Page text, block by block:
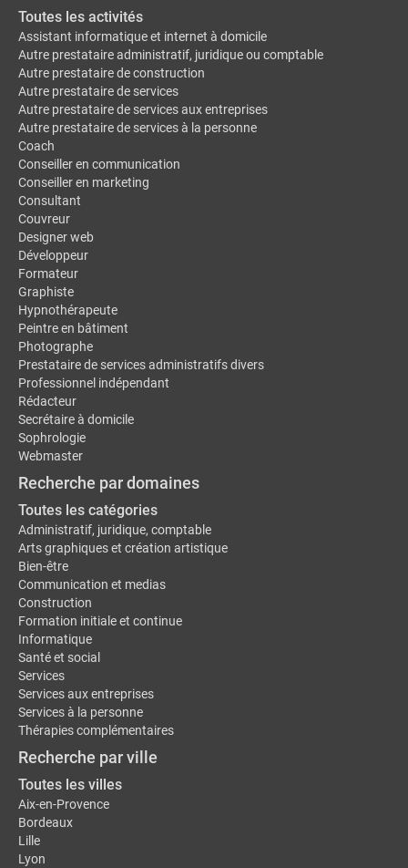
Toutes les activités
Assistant informatique et internet à domicile
Autre prestataire administratif, juridique ou comptable
Autre prestataire de construction
Autre prestataire de services
Autre prestataire de services aux entreprises
Autre prestataire de services à la personne
Coach
Conseiller en communication
Conseiller en marketing
Consultant
Couvreur
Designer web
Développeur
Formateur
Graphiste
Hypnothérapeute
Peintre en bâtiment
Photographe
Prestataire de services administratifs divers
Professionnel indépendant
Rédacteur
Secrétaire à domicile
Sophrologie
Webmaster
Recherche par domaines
Toutes les catégories
Administratif, juridique, comptable
Arts graphiques et création artistique
Bien-être
Communication et medias
Construction
Formation initiale et continue
Informatique
Santé et social
Services
Services aux entreprises
Services à la personne
Thérapies complémentaires
Recherche par ville
Toutes les villes
Aix-en-Provence
Bordeaux
Lille
Lyon